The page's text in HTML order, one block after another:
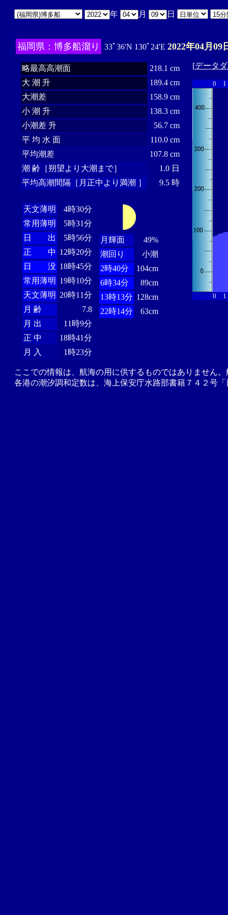
年 月 日
福岡県：博多船溜り 33ﾟ36'N 130ﾟ24'E 2022年04月09
略最高高潮面
218.1 cm
大 潮 升
189.4 cm
大潮差
158.9 cm
小 潮 升
138.3 cm
小潮差 升
56.7 cm
平 均 水 面
110.0 cm
平均潮差
107.8 cm
潮 齢［朔望より大潮まで］
1.0 日
平均高潮間隔［月正中より満潮 ］
9.5 時
天文薄明
4時30分
常用薄明
5時31分
日 出
5時56分
正 中 12時20分
日 没 18時45分
常用薄明 19時10分
天文薄明 20時11分
月 齢
7.8
月 出
11時9分
正 中
18時41分
月 入
1時23分
月輝面
49%
潮回り
小潮
2時40分
104cm
6時34分
89cm
13時13分 128cm
22時14分
63cm
[データ
0 1
0 1
ここでの情報は、航海の用に供するものではありません
各港の潮汐調和定数は、海上保安庁水路部書籍７４２号